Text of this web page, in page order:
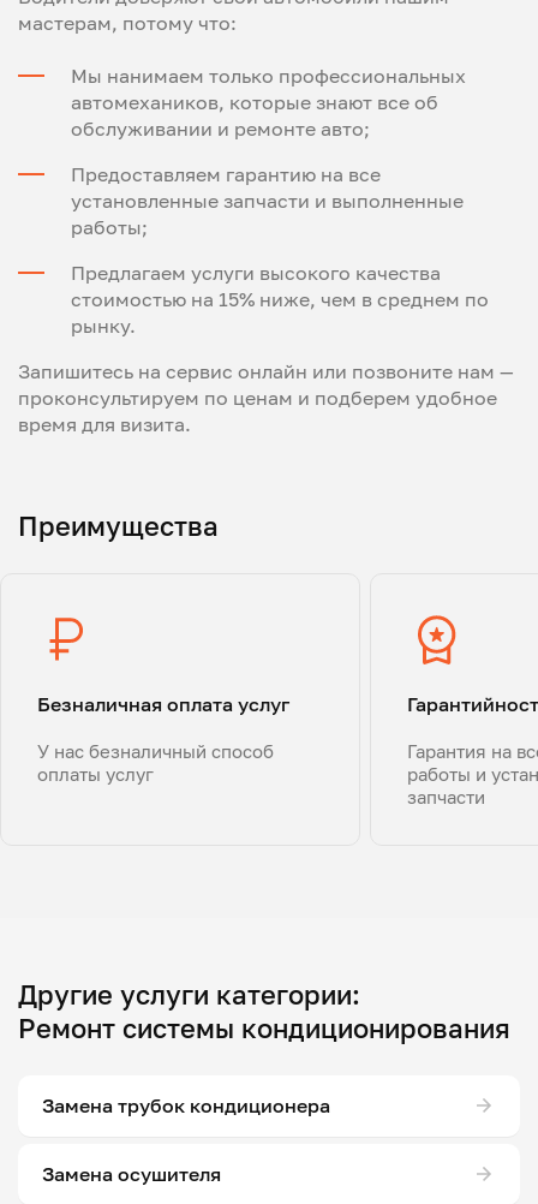
мастерам, потому что:
Мы нанимаем только профессиональных
автомехаников, которые знают все об
обслуживании и ремонте авто;
Предоставляем гарантию на все
установленные запчасти и выполненные
работы;
Предлагаем услуги высокого качества
стоимостью на 15% ниже, чем в среднем по
рынку.
Запишитесь на сервис онлайн или позвоните нам —
проконсультируем по ценам и подберем удобное
время для визита.
Преимущества
Безналичная оплата услуг
У нас безналичный способ
оплаты услуг
Гарантия на
работы и
запчасти
Другие услуги категории:
Ремонт системы кондиционирования
Замена трубок кондиционера
Замена осушителя